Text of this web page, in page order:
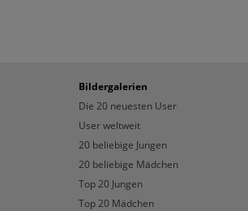
Bildergalerien
Die 20 neuesten User
User weltweit
20 beliebige Jungen
20 beliebige Mädchen
Top 20 Jungen
Top 20 Mädchen